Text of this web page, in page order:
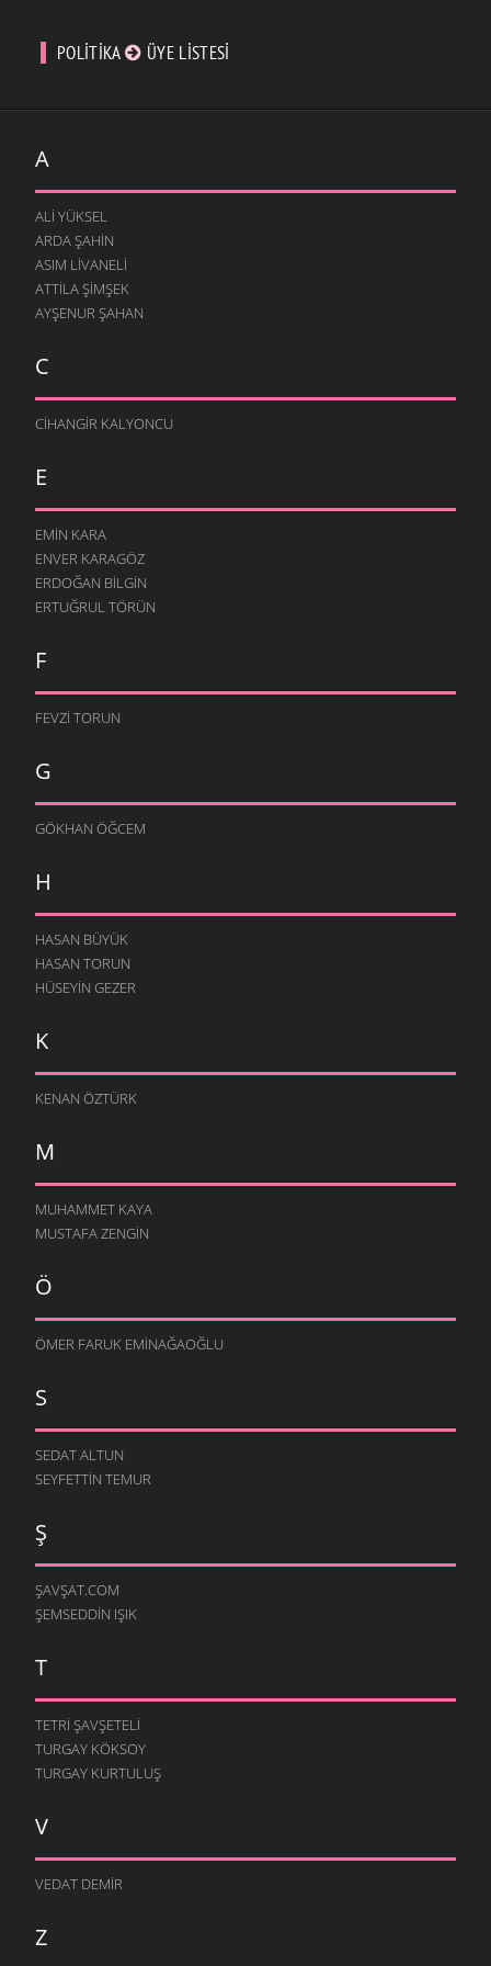
POLITIKA ÜYE LISTESI
A
ALI YÜKSEL
ARDA ŞAHIN
ASIM LIVANELI
ATTILA ŞIMŞEK
AYŞENUR ŞAHAN
C
CIHANGIR KALYONCU
E
EMIN KARA
ENVER KARAGÖZ
ERDOĞAN BILGIN
ERTUĞRUL TÖRÜN
F
FEVZI TORUN
G
GÖKHAN ÖĞCEM
H
HASAN BÜYÜK
HASAN TORUN
HÜSEYIN GEZER
K
KENAN ÖZTÜRK
M
MUHAMMET KAYA
MUSTAFA ZENGIN
Ö
ÖMER FARUK EMINAĞAOĞLU
S
SEDAT ALTUN
SEYFETTIN TEMUR
Ş
ŞAVŞAT.COM
ŞEMSEDDIN IŞIK
T
TETRI ŞAVŞETELI
TURGAY KÖKSOY
TURGAY KURTULUŞ
V
VEDAT DEMIR
Z